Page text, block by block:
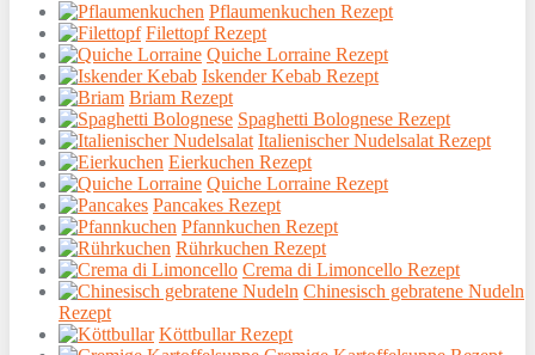
Pflaumenkuchen Rezept
Filettopf Rezept
Quiche Lorraine Rezept
Iskender Kebab Rezept
Briam Rezept
Spaghetti Bolognese Rezept
Italienischer Nudelsalat Rezept
Eierkuchen Rezept
Quiche Lorraine Rezept
Pancakes Rezept
Pfannkuchen Rezept
Rührkuchen Rezept
Crema di Limoncello Rezept
Chinesisch gebratene Nudeln
Rezept
Köttbullar Rezept